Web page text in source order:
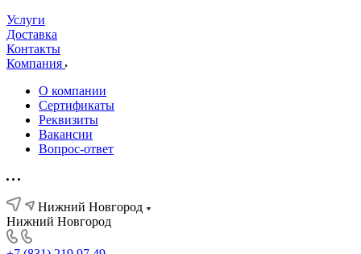
Услуги
Доставка
Контакты
Компания
О компании
Сертификаты
Реквизиты
Вакансии
Вопрос-ответ
Нижний Новгород
Нижний Новгород